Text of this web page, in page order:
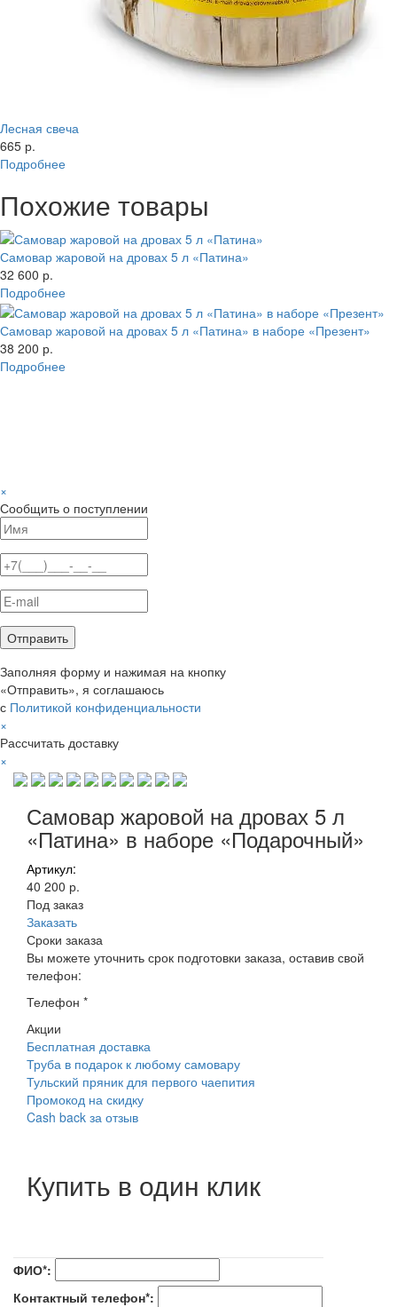
Лесная свеча
665 р.
Подробнее
Похожие товары
Самовар жаровой на дровах 5 л «Патина»
32 600 р.
Подробнее
Самовар жаровой на дровах 5 л «Патина» в наборе «Презент»
38 200 р.
Подробнее
×
Сообщить о поступлении
Заполняя форму и нажимая на кнопку
«Отправить», я соглашаюсь
с Политикой конфиденциальности
×
Рассчитать доставку
×
Самовар жаровой на дровах 5 л
«Патина» в наборе «Подарочный»
Артикул:
40 200 р.
Под заказ
Заказать
Сроки заказа
Вы можете уточнить срок подготовки заказа, оставив свой
телефон:
Телефон *
Акции
Бесплатная доставка
Труба в подарок к любому самовару
Тульский пряник для первого чаепития
Промокод на скидку
Cash back за отзыв
Купить в один клик
ФИО*:
Контактный телефон*: